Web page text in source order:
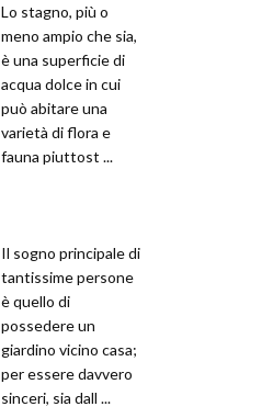
Lo stagno, più o
meno ampio che sia,
è una superficie di
acqua dolce in cui
può abitare una
varietà di flora e
fauna piuttost ...
Il sogno principale di
tantissime persone
è quello di
possedere un
giardino vicino casa;
per essere davvero
sinceri, sia dall ...